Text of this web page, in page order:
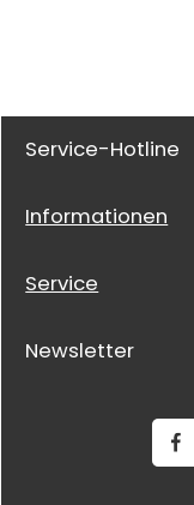
Service-Hotline
Informationen
Service
Newsletter